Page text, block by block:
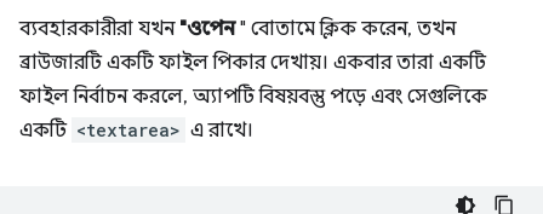
ব্যবহারকারীরা যখন "ওপেন" বোতামে ক্লিক করেন, তখন
ব্রাউজারটি একটি ফাইল পিকার দেখায়। একবার তারা একটি
ফাইল নির্বাচন করলে, অ্যাপটি বিষয়বস্তু পড়ে এবং সেগুলিকে
একটি <textarea> এ রাখে।